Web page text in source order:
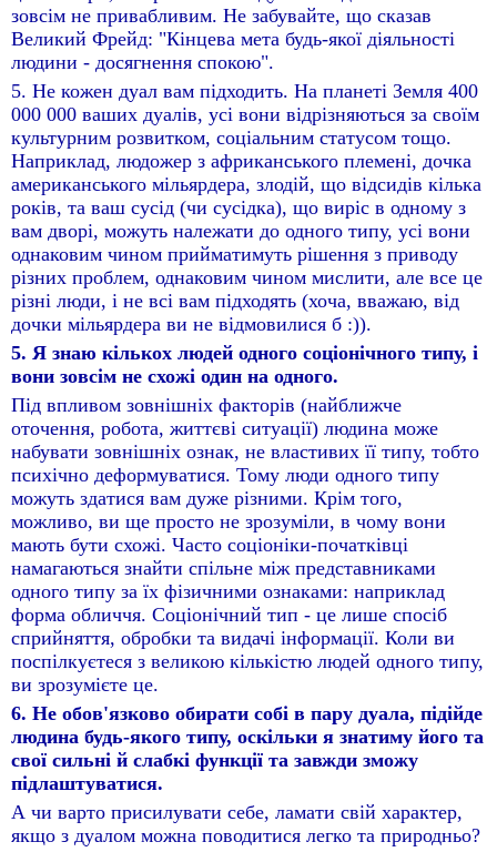
зовсім не привабливим. Не забувайте, що сказав
Великий Фрейд: "Кінцева мета будь-якої діяльності
людини - досягнення спокою".
5. Не кожен дуал вам підходить. На планеті Земля 400
000 000 ваших дуалів, усі вони відрізняються за своїм
культурним розвитком, соціальним статусом тощо.
Наприклад, людожер з африканського племені, дочка
американського мільярдера, злодій, що відсидів кілька
років, та ваш сусід (чи сусідка), що виріс в одному з
вам дворі, можуть належати до одного типу, усі вони
однаковим чином прийматимуть рішення з приводу
різних проблем, однаковим чином мислити, але все це
різні люди, і не всі вам підходять (хоча, вважаю, від
дочки мільярдера ви не відмовилися б :)).
5. Я знаю кількох людей одного соціонічного типу, і
вони зовсім не схожі один на одного.
Під впливом зовнішніх факторів (найближче
оточення, робота, життєві ситуації) людина може
набувати зовнішніх ознак, не властивих її типу, тобто
психічно деформуватися. Тому люди одного типу
можуть здатися вам дуже різними. Крім того,
можливо, ви ще просто не зрозуміли, в чому вони
мають бути схожі. Часто соціоніки-початківці
намагаються знайти спільне між представниками
одного типу за їх фізичними ознаками: наприклад
форма обличчя. Соціонічний тип - це лише спосіб
сприйняття, обробки та видачі інформації. Коли ви
поспілкуєтеся з великою кількістю людей одного типу,
ви зрозумієте це.
6. Не обов'язково обирати собі в пару дуала, підійде
людина будь-якого типу, оскільки я знатиму його та
свої сильні й слабкі функції та завжди зможу
підлаштуватися.
А чи варто присилувати себе, ламати свій характер,
якщо з дуалом можна поводитися легко та природньо?